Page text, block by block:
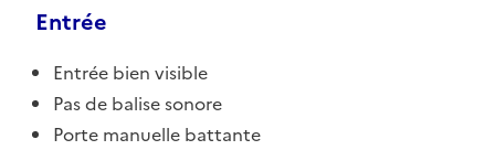
Entrée
Entrée bien visible
Pas de balise sonore
Porte manuelle battante